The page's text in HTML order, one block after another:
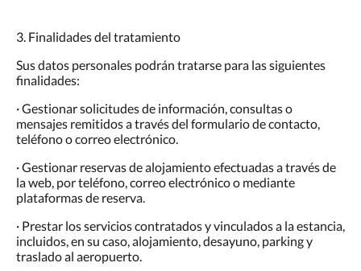
3. Finalidades del tratamiento
Sus datos personales podrán tratarse para las siguientes
finalidades:
· Gestionar solicitudes de información, consultas o
mensajes remitidos a través del formulario de contacto,
teléfono o correo electrónico.
· Gestionar reservas de alojamiento efectuadas a través de
la web, por teléfono, correo electrónico o mediante
plataformas de reserva.
· Prestar los servicios contratados y vinculados a la estancia,
incluidos, en su caso, alojamiento, desayuno, parking y
traslado al aeropuerto.